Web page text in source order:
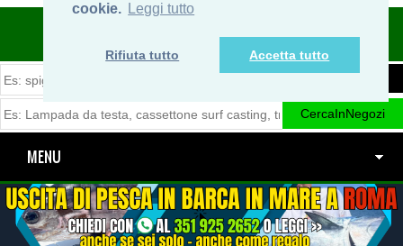
cookie. Leggi tutto
Rifiuta tutto Accetta tutto
ITINERARIDIPESCA.IT
MENU